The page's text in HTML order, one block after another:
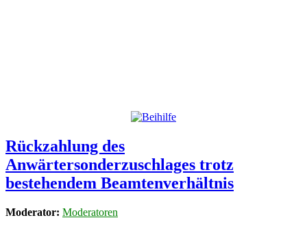
Rückzahlung des
Anwärtersonderzuschlages trotz
bestehendem Beamtenverhältnis
Moderator: Moderatoren